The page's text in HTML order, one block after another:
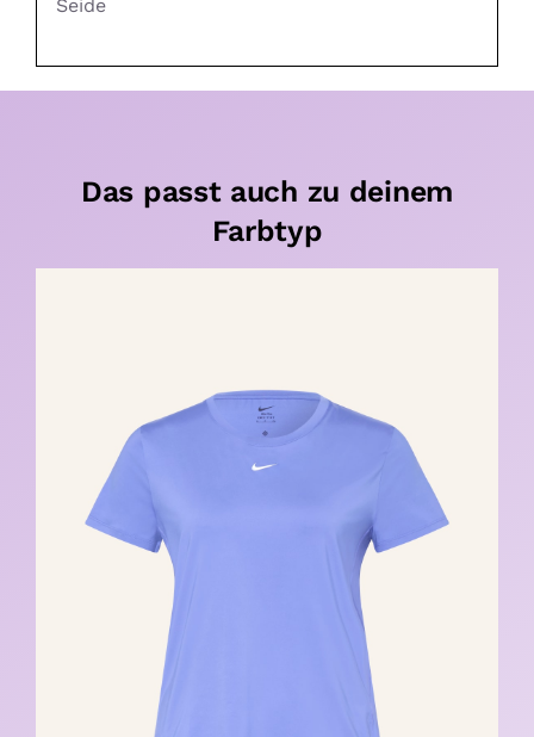
Seide
Das passt auch zu deinem
Farbtyp